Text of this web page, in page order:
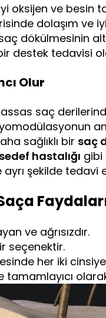
oksijen ve besin
dolaşım
dökülmesinin
destek tedavisi
Olur
saç
sağlıklı bir saç
sedef hastalığı gibi
şekilde tedavi
ve ağrısızdır.
seçenektir.
her iki